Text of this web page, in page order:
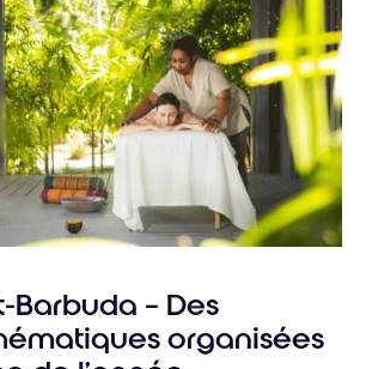
– Des
organisées